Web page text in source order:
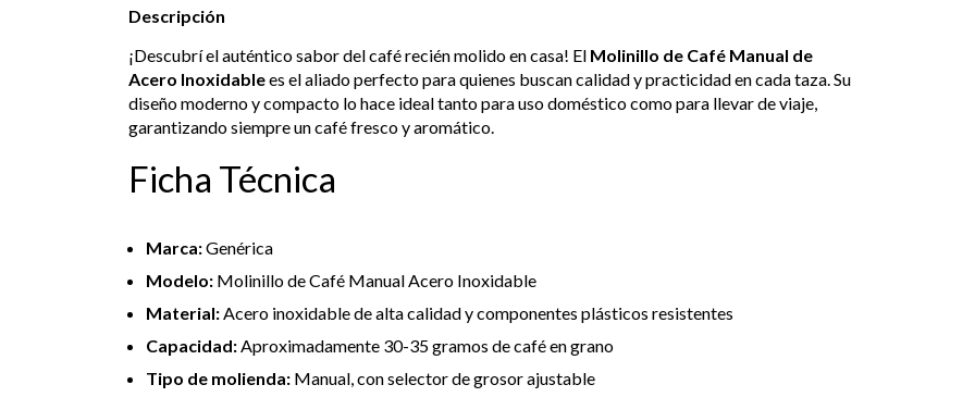
Descripción
¡Descubrí el auténtico sabor del café recién molido en casa! El Molinillo de Café Manual de
Acero Inoxidablees el aliado perfecto para quienes buscan calidad y practicidad en cada taza. Su
diseño moderno y compacto lo hace ideal tanto para uso doméstico como para llevar de viaje,
garantizando siempre un café fresco y aromático.
Ficha Técnica
Marca:Genérica
Modelo: Molinillo de Café Manual Acero Inoxidable
Material:Acero inoxidable de alta calidad y componentes plásticos resistentes
Capacidad:Aproximadamente 30-35 gramos de café en grano
Tipo de molienda: Manual, con selector de grosor ajustable